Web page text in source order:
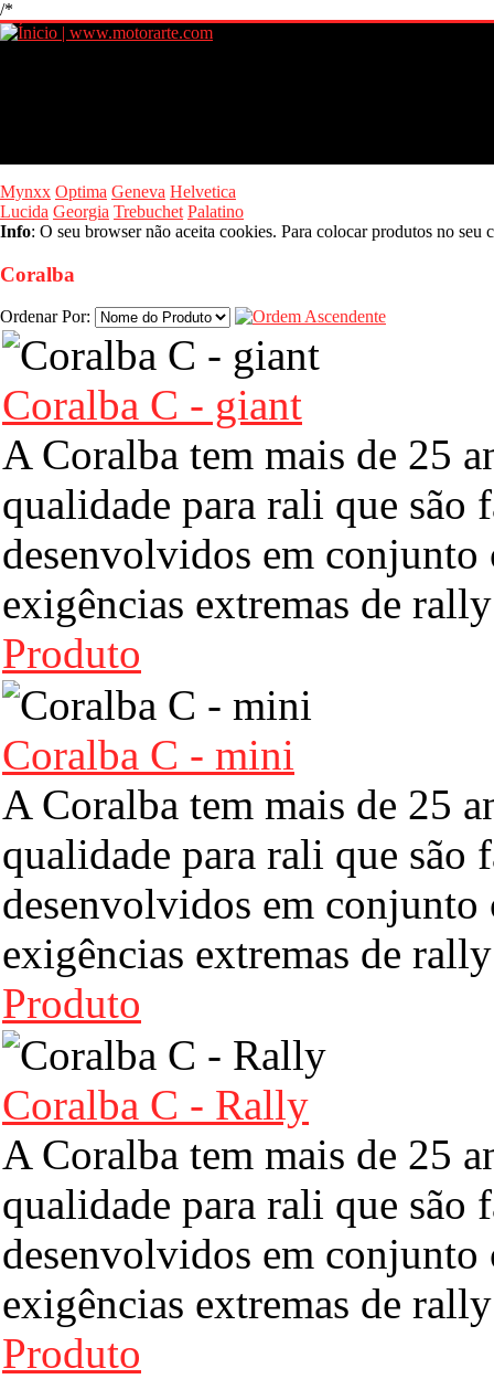
/*
Mynxx Optima Geneva Helvetica
Lucida Georgia Trebuchet Palatino
Info: O seu browser não aceita cookies. Para colocar produtos no
Coralba
Ordenar Por:
Coralba C - giant
A Coralba tem mais de 25
qualidade para rali que são
desenvolvidos em conjunto
exigências extremas de
Produto
Coralba C - mini
A Coralba tem mais de 25
qualidade para rali que são
desenvolvidos em conjunto
exigências extremas de
Produto
Coralba C - Rally
A Coralba tem mais de 25
qualidade para rali que são
desenvolvidos em conjunto
exigências extremas de
Produto